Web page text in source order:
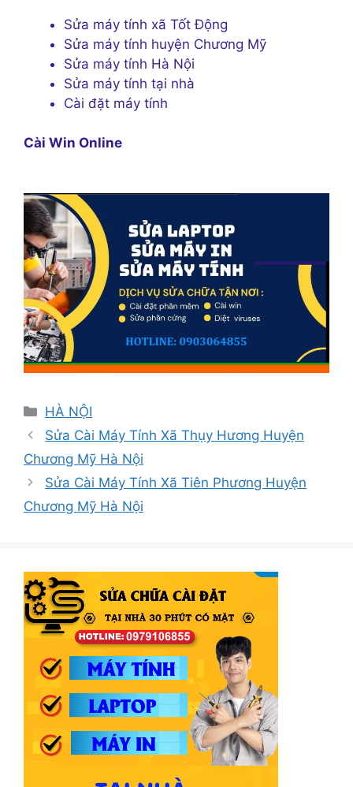
Sửa máy tính xã Tốt Động
Sửa máy tính huyện Chương Mỹ
Sửa máy tính Hà Nội
Sửa máy tính tại nhà
Cài đặt máy tính
Cài Win Online
Danh
mục
HÀ NỘI
Sửa Cài Máy Tính Xã Thụy Hương Huyện
Chương Mỹ Hà Nội
Sửa Cài Máy Tính Xã Tiên Phương Huyện
Chương Mỹ Hà Nội